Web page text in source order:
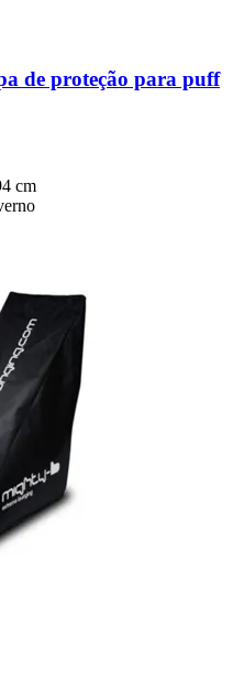
de proteção para puff
cm